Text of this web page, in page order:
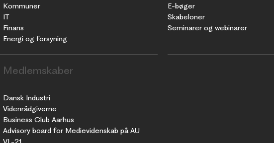
Kommuner
IT
Finans
Energi og forsyning
E-bøger
Skabeloner
Seminarer og webinarer
Medlemskaber
Dansk Industri
Videnrådgiverne
Business Club Aarhus
Advisory board for Medievidenskab på AU